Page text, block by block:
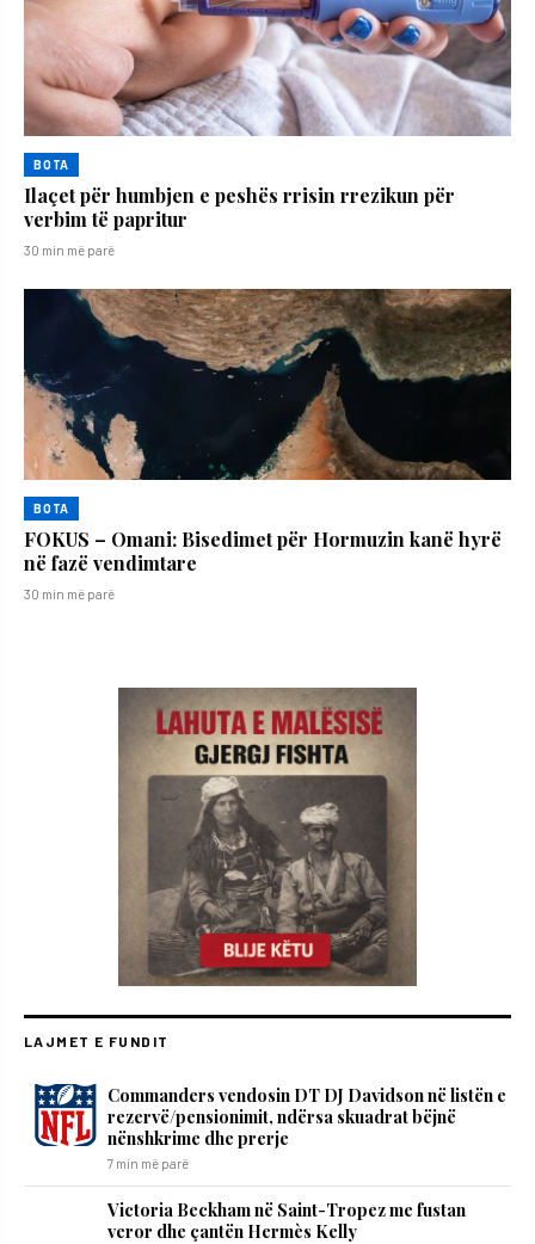
BOTA
Ilaçet për humbjen e peshës rrisin rrezikun për
verbim të papritur
30 min më parë
BOTA
FOKUS – Omani: Bisedimet për Hormuzin kanë hyrë
në fazë vendimtare
30 min më parë
LAJMET E FUNDIT
Commanders vendosin DT DJ Davidson në listën e
rezervë/pensionimit, ndërsa skuadrat bëjnë
nënshkrime dhe prerje
7 min më parë
Victoria Beckham në Saint-Tropez me fustan
veror dhe çantën Hermès Kelly